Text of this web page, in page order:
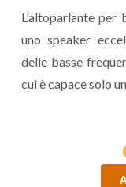
L'altoparlante per
uno speaker
delle basse
cui è capace solo